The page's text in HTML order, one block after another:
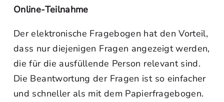
Online-Teilnahme
Der elektronische Fragebogen hat den Vorteil,
dass nur diejenigen Fragen angezeigt werden,
die für die ausfüllende Person relevant sind.
Die Beantwortung der Fragen ist so einfacher
und schneller als mit dem Papierfragebogen.